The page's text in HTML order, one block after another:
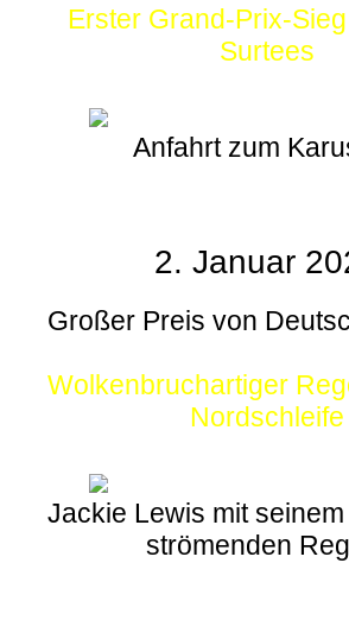
Erster Grand-Prix-
Surtees
Anfahrt zum
2. Januar
Großer Preis von
Wolkenbruchartiger
Nordschleife
Jackie Lewis mit
strömenden